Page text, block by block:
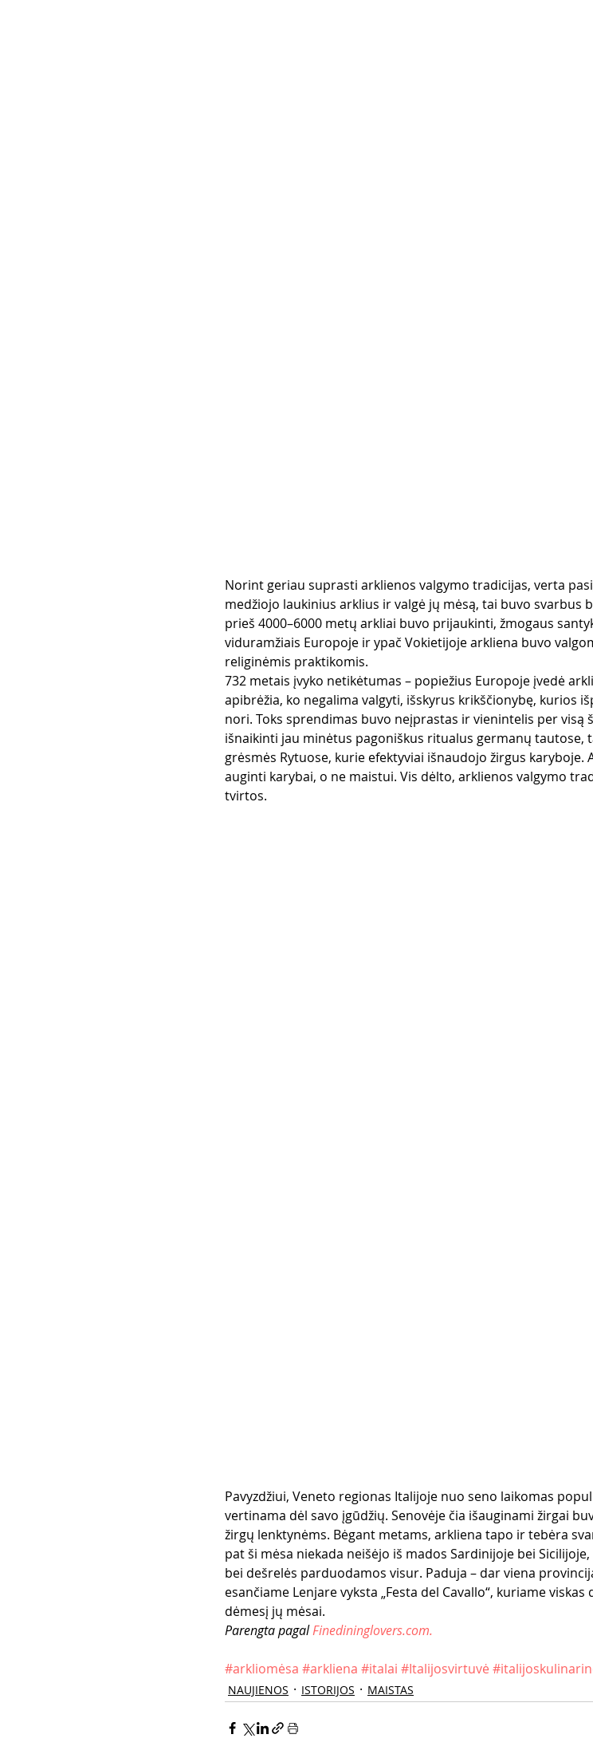
Norint geriau suprasti arklienos valgymo tradicijas, verta
medžiojo laukinius arklius ir valgė jų mėsą, tai buvo svarbus
prieš 4000–6000 metų arkliai buvo prijaukinti, žmogaus
viduramžiais Europoje ir ypač Vokietijoje arkliena buvo
religinėmis praktikomis.
732 metais įvyko netikėtumas – popiežius Europoje įvedė
apibrėžia, ko negalima valgyti, išskyrus krikščionybę, kurios
nori. Toks sprendimas buvo neįprastas ir vienintelis per visą
išnaikinti jau minėtus pagoniškus ritualus germanų tautose,
grėsmės Rytuose, kurie efektyviai išnaudojo žirgus
auginti karybai, o ne maistui. Vis dėlto, arklienos valgymo
tvirtos.
Pavyzdžiui, Veneto regionas Italijoje nuo seno laikomas
vertinama dėl savo įgūdžių. Senovėje čia išauginami žirgai
žirgų lenktynėms. Bėgant metams, arkliena tapo ir tebėra
pat ši mėsa niekada neišėjo iš mados Sardinijoje bei
bei dešrelės parduodamos visur. Paduja – dar viena
esančiame Lenjare vyksta „Festa del Cavallo“, kuriame
dėmesį jų mėsai.
Parengta pagal Finedininglovers.com.
#arkliomėsa #arkliena #italai #Italijosvirtuvė
NAUJIENOS ISTORIJOS MAISTAS